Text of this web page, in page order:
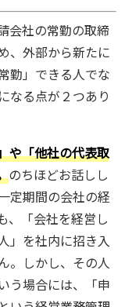
会社の常勤の取締
、外部から新たに
勤」できる人でな
なる点が２つあり
や「他社の代表取
のちほどお話しし
定期間の会社の経
、「会社を経営し
」を社内に招き入
。しかし、その人
う場合には、「申